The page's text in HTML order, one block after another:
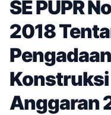
SE PUPR
2018
Anggaran